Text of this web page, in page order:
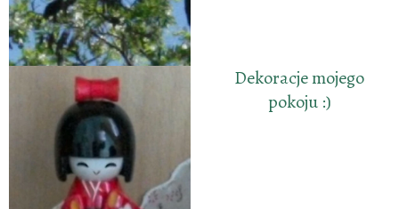
Dekoracje mojego
pokoju :)